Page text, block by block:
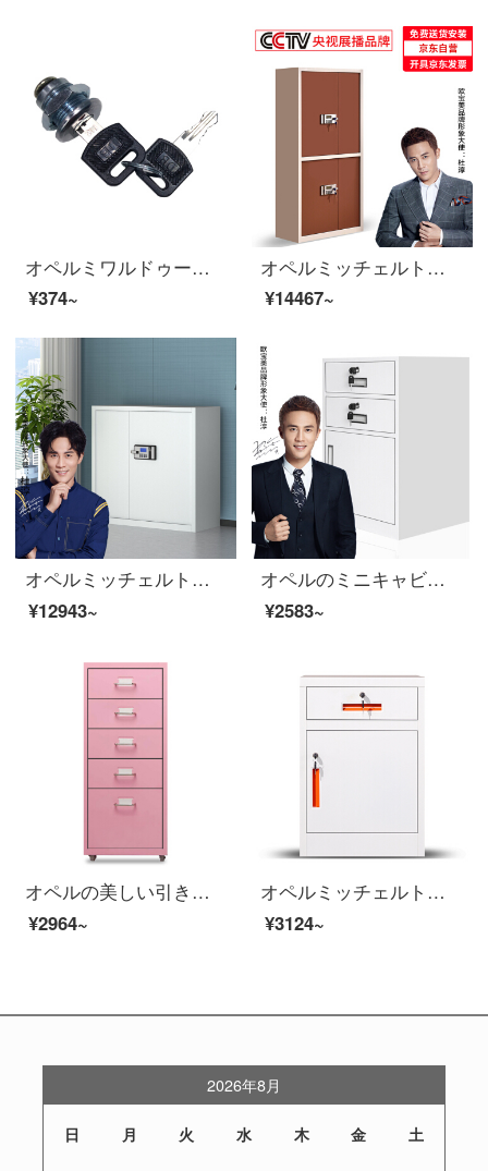
オペルミワルドゥーブルロックチェーストロック鉄の皮の戸棚に鍵をかけます。
¥374~
オペルミッチェルトパスワードキャビネット大型電子チェーストセットダブルコーヒー色
¥14467~
オペルミッチェルト電子チェイサーパスワードボックス単節
¥12943~
オペルのミニキャビネットのファイルキャビネットのチェイトテーブルの下にあるイベントキャビネットのスチール制ナイトの二斗一门
¥2583~
オペルの美しい引き出しA 4ファイルの低いキャビネットの事務室の物の5階の斗の収納の箱のピンク色
¥2964~
オペルミッチェルト资料棚机の下にあるイベントキャビネットのミニキャビネット。
¥3124~
2026年8月
日 月 火 水 木 金 土